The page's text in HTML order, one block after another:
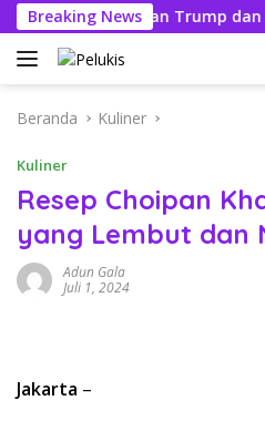
Langsung
ke
konten
Breaking News
Pertemuan Trump dan Xi
Beranda Kuliner
Kuliner
Resep Choipan
yang Lembut dan
Adun Gala
Juli 1, 2024
Jakarta –